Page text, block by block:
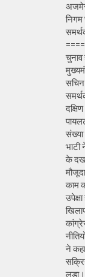
चुनाव
भाटी
के
काम
ने
लड़ा।